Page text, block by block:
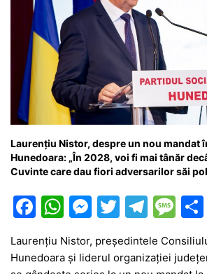
Laurențiu Nistor, despre un nou mandat
Hunedoara: „În 2028, voi fi mai tânăr
Cuvinte care dau fiori adversarilor săi
F
c
W
at
M
s
T
itt
T
e
M
s
Laurențiu Nistor, președintele
Hunedoara și liderul organizației